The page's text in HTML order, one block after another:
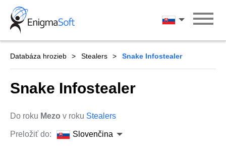
Skip
content
Slovenčina
Databáza hrozieb Stealers Snake Infostealer
Snake Infostealer
Do roku Mezo v roku Stealers
Preložiť do: Slovenčina